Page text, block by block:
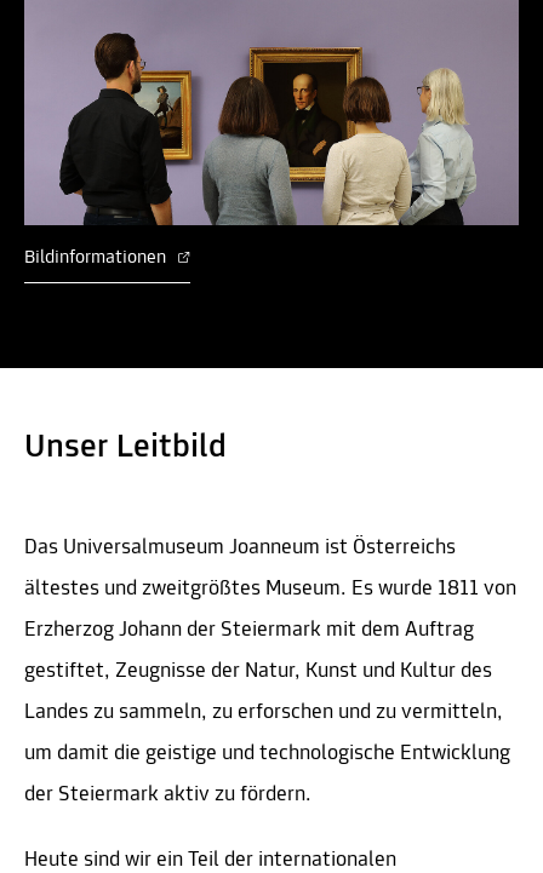
Bildinformationen
Unser Leitbild
Das Universalmuseum Joanneum ist Österreichs
ältestes und zweitgrößtes Museum. Es wurde 1811 von
Erzherzog Johann der Steiermark mit dem Auftrag
gestiftet, Zeugnisse der Natur, Kunst und Kultur des
Landes zu sammeln, zu erforschen und zu vermitteln,
um damit die geistige und technologische Entwicklung
der Steiermark aktiv zu fördern.
Heute sind wir ein Teil der internationalen